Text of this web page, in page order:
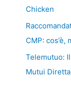
Chicken
CMP:
Telemutuo:
Mutui